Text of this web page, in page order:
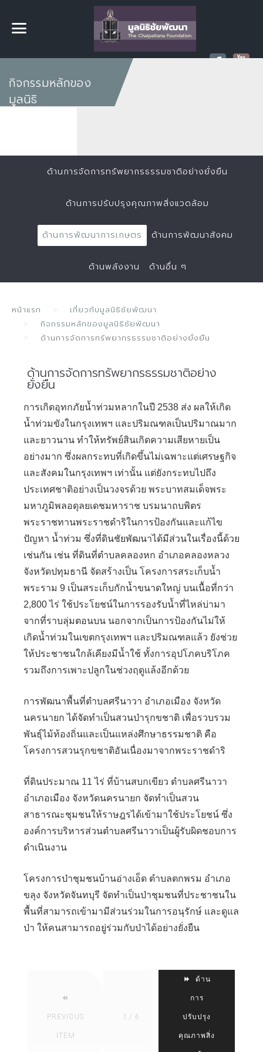
กิจกรรมหลักของ
มูลนิธิ
ด้านการจัดการทรัพยากรธรรมชาติอย่างยั่งยืน
ด้านการปรับปรุงคุณภาพสิ่งแวดล้อม
ด้านการพัฒนาการเกษตร ด้านการพัฒนาสังคม
ด้านพลังงาน ด้านอื่น ๆ
หน้าแรก
เกี่ยวกับมูลนิธิชัยพัฒนา
กิจกรรมหลักของมูลนิธิชัยพัฒนา
ด้านการจัดการทรัพยากรธรรมชาติอย่างยั่งยืน
ด้านการจัดการทรัพยากรธรรมชาติอย่าง
ยั่งยืน
การเกิดอุทกภัยน้ำท่วมหลากในปี 2538 ส่ง ผลให้เกิด
น้ำท่วมขังในกรุงเทพฯ และปริมณฑลเป็นปริมาณมาก
และยาวนาน ทำให้ทรัพย์สินเกิดความเสียหายเป็น
อย่างมาก ซึ่งผลกระทบที่เกิดขึ้นไม่เฉพาะแต่เศรษฐกิจ
และสังคมในกรุงเทพฯ เท่านั้น แต่ยังกระทบไปถึง
ประเทศชาติอย่างเป็นวงจรด้วย พระบาทสมเด็จพระ
มหาภูมิพลอดุลยเดชมหาราช บรมนาถบพิตร
พระราชทานพระราชดำริในการป้องกันและแก้ไข
ปัญหา น้ำท่วม ซึ่งที่ดินชัยพัฒนาได้มีส่วนในเรื่องนี้ด้วย
เช่นกัน เช่น ที่ดินที่ตำบลคลองหก อำเภอคลองหลวง
จังหวัดปทุมธานี จัดสร้างเป็น โครงการสระเก็บน้ำ
พระราม 9 เป็นสระเก็บกักน้ำขนาดใหญ่ บนเนื้อที่กว่า
2,800 ไร่ ใช้ประโยชน์ในการรองรับน้ำที่ไหล่บ่ามา
จากที่ราบลุ่มตอนบน นอกจากเป็นการป้องกันไม่ให้
เกิดน้ำท่วมในเขตกรุงเทพฯ และปริมณฑลแล้ว ยังช่วย
ให้ประชาชนใกล้เคียงมีน้ำใช้ ทั้งการอุปโภคบริโภค
รวมถึงการเพาะปลูกในช่วงฤดูแล้งอีกด้วย
การพัฒนาพื้นที่ตำบลศรีนาวา อำเภอเมือง จังหวัด
นครนายก ได้จัดทำเป็นสวนป่ารุกขชาติ เพื่อรวบรวม
พันธุ์ไม้ท้องถิ่นและเป็นแหล่งศึกษาธรรมชาติ คือ
โครงการสวนรุกขชาติอันเนื่องมาจากพระราชดำริ
ที่ดินประมาณ 11 ไร่ ที่บ้านสบกเขียว ตำบลศรีนาวา
อำเภอเมือง จังหวัดนครนายก จัดทำเป็นสวน
สาธารณะชุมชนให้ราษฎรได้เข้ามาใช้ประโยชน์ ซึ่ง
องค์การบริหารส่วนตำบลศรีนาวาเป็นผู้รับผิดชอบการ
ดำเนินงาน
โครงการป่าชุมชนบ้านอ่างเอ็ด ตำบลตกพรม อำเภอ
ขลุง จังหวัดจันทบุรี จัดทำเป็นป่าชุมชนที่ประชาชนใน
พื้นที่สามารถเข้ามามีส่วนร่วมในการอนุรักษ์ และดูแล
ป่า ให้คนสามารถอยู่ร่วมกับป่าได้อย่างยั่งยืน
PREVIOUS
ITEM
1 / 6
ด้าน
การ
ปรับปรุง
คุณภาพสิ่ง